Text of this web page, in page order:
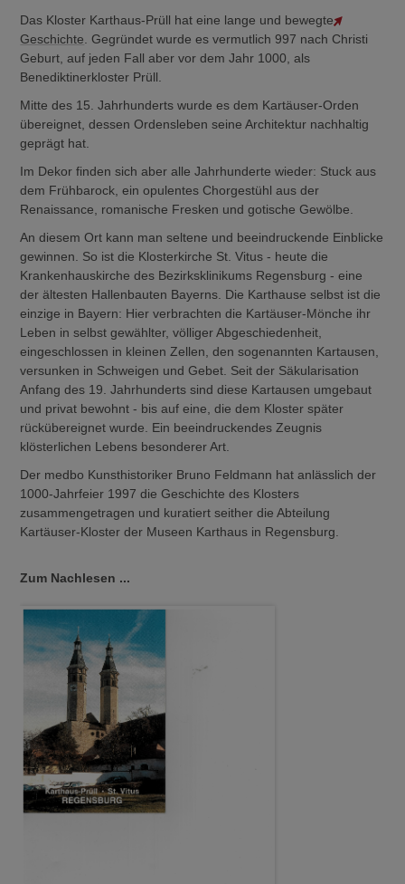
Das Kloster Karthaus-Prüll hat eine lange und bewegte
Geschichte . Gegründet wurde es vermutlich 997 nach Christi
Geburt, auf jeden Fall aber vor dem Jahr 1000, als
Benediktinerkloster Prüll.
Mitte des 15. Jahrhunderts wurde es dem Kartäuser-Orden
übereignet, dessen Ordensleben seine Architektur nachhaltig
geprägt hat.
Im Dekor finden sich aber alle Jahrhunderte wieder: Stuck aus
dem Frühbarock, ein opulentes Chorgestühl aus der
Renaissance, romanische Fresken und gotische Gewölbe.
An diesem Ort kann man seltene und beeindruckende Einblicke
gewinnen. So ist die Klosterkirche St. Vitus - heute die
Krankenhauskirche des Bezirksklinikums Regensburg - eine
der ältesten Hallenbauten Bayerns. Die Karthause selbst ist die
einzige in Bayern: Hier verbrachten die Kartäuser-Mönche ihr
Leben in selbst gewählter, völliger Abgeschiedenheit,
eingeschlossen in kleinen Zellen, den sogenannten Kartausen,
versunken in Schweigen und Gebet. Seit der Säkularisation
Anfang des 19. Jahrhunderts sind diese Kartausen umgebaut
und privat bewohnt - bis auf eine, die dem Kloster später
rückübereignet wurde. Ein beeindruckendes Zeugnis
klösterlichen Lebens besonderer Art.
Der medbo Kunsthistoriker Bruno Feldmann hat anlässlich der
1000-Jahrfeier 1997 die Geschichte des Klosters
zusammengetragen und kuratiert seither die Abteilung
Kartäuser-Kloster der Museen Karthaus in Regensburg.
Zum Nachlesen ...